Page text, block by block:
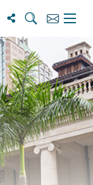
搜寻 订阅主选